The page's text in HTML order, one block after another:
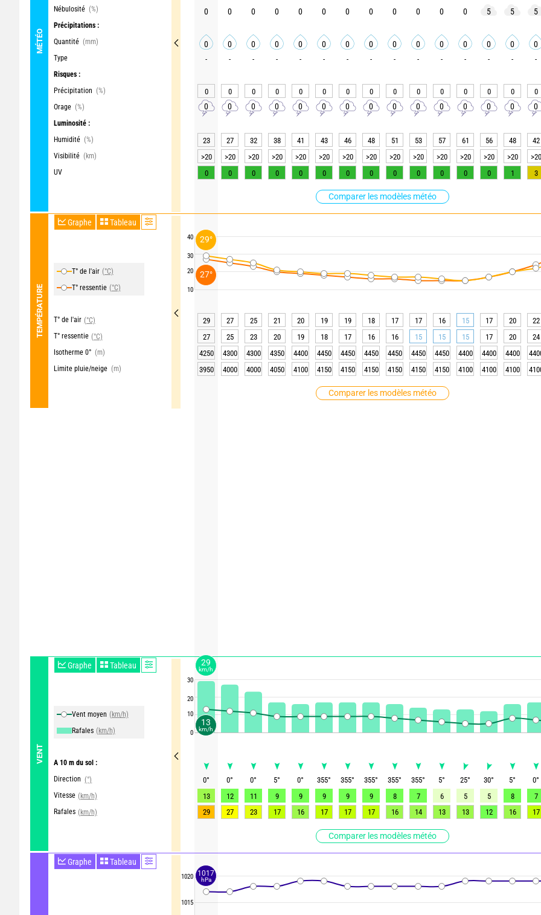
MÉTÉO
Nébulosité (%)
Précipitations :
Quantité (mm)
Type
Risques :
Précipitation (%)
Orage (%)
Luminosité :
Humidité (%)
Visibilité (km)
UV
Comparer les modèles météo
TEMPÉRATURE
Graphe Tableau
T° de l'air (°C)
T° ressentie (°C)
T° de l'air (°C)
T° ressentie (°C)
Isotherme 0° (m)
Limite pluie/neige (m)
Comparer les modèles météo
VENT
Graphe Tableau
Vent moyen (km/h)
Rafales (km/h)
A 10 m du sol :
Direction (°)
Vitesse (km/h)
Rafales (km/h)
Comparer les modèles météo
Graphe Tableau
40
30
20
10
30
20
10
0
1020
1015
0 0 0 0 0 0 0 0 0 0 0 0 5 5 5
0 0 0 0 0 0 0 0 0 0 0 0 0 0 0
- - - - - - - - - - - - - - -
0 0 0 0 0 0 0 0 0 0 0 0 0 0 0
0 0 0 0 0 0 0 0 0 0 0 0 0 0 0
23 27 32 38 41 43 46 48 51 53 57 61 56 48 42
>20
>20 >20 >20 >20 >20 >20 >20 >20 >20 >20 >20 >20 >20 >20
0
0 0 0 0 0 0 0 0 0 0 0 0 1 3
29 27 25 21 20 19 19 18 17 17 16 15 17 20 22
27
25 23 20 19 18 17 16 16 15 15 15 17 20 24
4250
4300 4300 4350 4400 4450 4450 4450 4450 4450 4450 4400 4400 4400
3950
4000 4000 4050 4100 4150 4150 4150 4150 4150 4150 4100 4100 4100
0° 0° 0° 5° 0° 355° 355° 355° 355° 355° 5° 25° 30° 5° 0°
13
12 11 9 9 9 9 9 8 7 6 5 5 8 7
29
27 23 17 16 17 17 17 16 14 13 13 12 16 17
13
km/h
29
km/h
29°
27°
1017
hPa